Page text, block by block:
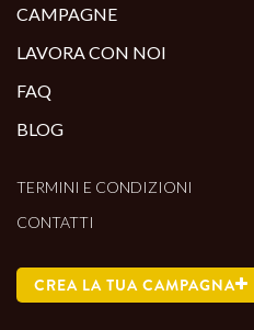
CAMPAGNE
LAVORA CON NOI
FAQ
BLOG
TERMINI E CONDIZIONI
CONTATTI
CREA LA TUA CAMPAGNA